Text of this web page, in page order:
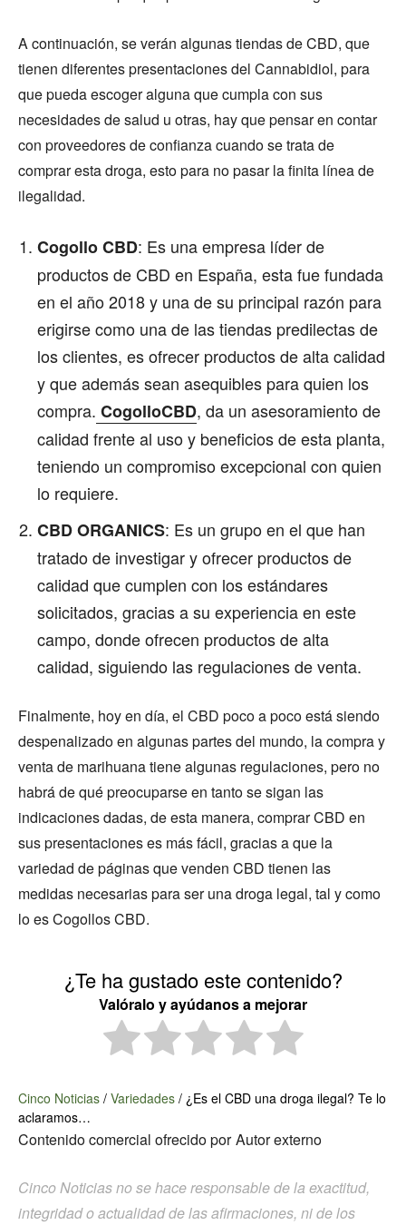
A continuación, se verán algunas tiendas de CBD, que
tienen diferentes presentaciones del Cannabidiol, para
que pueda escoger alguna que cumpla con sus
necesidades de salud u otras, hay que pensar en contar
con proveedores de confianza cuando se trata de
comprar esta droga, esto para no pasar la finita línea de
ilegalidad.
Cogollo CBD: Es una empresa líder de
productos de CBD en España, esta fue fundada
en el año 2018 y una de su principal razón para
erigirse como una de las tiendas predilectas de
los clientes, es ofrecer productos de alta calidad
y que además sean asequibles para quien los
compra. CogolloCBD, da un asesoramiento de
calidad frente al uso y beneficios de esta planta,
teniendo un compromiso excepcional con quien
lo requiere.
CBD ORGANICS: Es un grupo en el que han
tratado de investigar y ofrecer productos de
calidad que cumplen con los estándares
solicitados, gracias a su experiencia en este
campo, donde ofrecen productos de alta
calidad, siguiendo las regulaciones de venta.
Finalmente, hoy en día, el CBD poco a poco está siendo
despenalizado en algunas partes del mundo, la compra y
venta de marihuana tiene algunas regulaciones, pero no
habrá de qué preocuparse en tanto se sigan las
indicaciones dadas, de esta manera, comprar CBD en
sus presentaciones es más fácil, gracias a que la
variedad de páginas que venden CBD tienen las
medidas necesarias para ser una droga legal, tal y como
lo es Cogollos CBD.
¿Te ha gustado este contenido?
Valóralo y ayúdanos a mejorar
Cinco Noticias / Variedades / ¿Es el CBD una droga ilegal? Te lo
aclaramos…
Contenido comercial ofrecido por Autor externo
Cinco Noticias no se hace responsable de la exactitud,
integridad o actualidad de las afirmaciones, ni de los